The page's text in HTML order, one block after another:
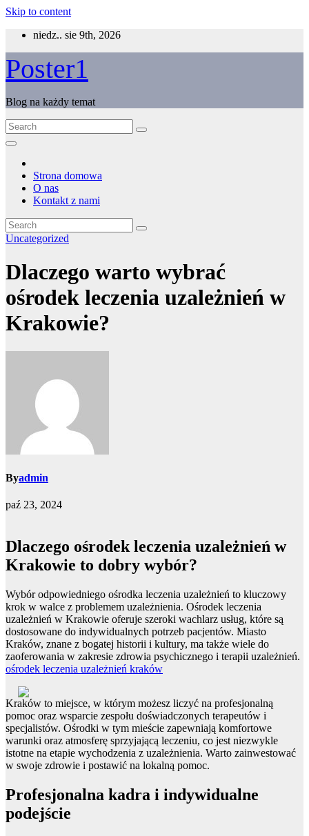
Skip to content
niedz.. sie 9th, 2026
Poster1
Blog na każdy temat
Strona domowa
O nas
Kontakt z nami
Uncategorized
Dlaczego warto wybrać
ośrodek leczenia uzależnień w
Krakowie?
Byadmin
paź 23, 2024
Dlaczego ośrodek leczenia uzależnień w
Krakowie to dobry wybór?
Wybór odpowiedniego ośrodka leczenia uzależnień to kluczowy
krok w walce z problemem uzależnienia. Ośrodek leczenia
uzależnień w Krakowie oferuje szeroki wachlarz usług, które są
dostosowane do indywidualnych potrzeb pacjentów. Miasto
Kraków, znane z bogatej historii i kultury, ma także wiele do
zaoferowania w zakresie zdrowia psychicznego i terapii uzależnień.
ośrodek leczenia uzależnień kraków
Kraków to miejsce, w którym możesz liczyć na profesjonalną
pomoc oraz wsparcie zespołu doświadczonych terapeutów i
specjalistów. Ośrodki w tym mieście zapewniają komfortowe
warunki oraz atmosferę sprzyjającą leczeniu, co jest niezwykle
istotne na etapie wychodzenia z uzależnienia. Warto zainwestować
w swoje zdrowie i postawić na lokalną pomoc.
Profesjonalna kadra i indywidualne
podejście